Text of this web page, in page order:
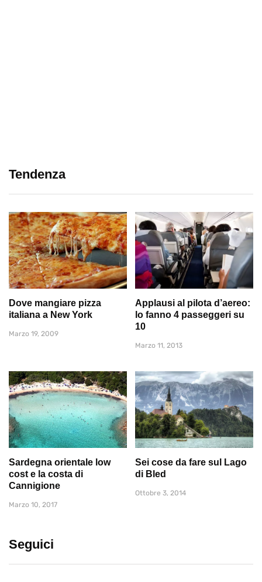
Tendenza
Dove mangiare pizza
italiana a New York
Marzo 19, 2009
Applausi al pilota d’aereo:
lo fanno 4 passeggeri su
10
Marzo 11, 2013
Sardegna orientale low
cost e la costa di
Cannigione
Marzo 10, 2017
Sei cose da fare sul Lago
di Bled
Ottobre 3, 2014
Seguici